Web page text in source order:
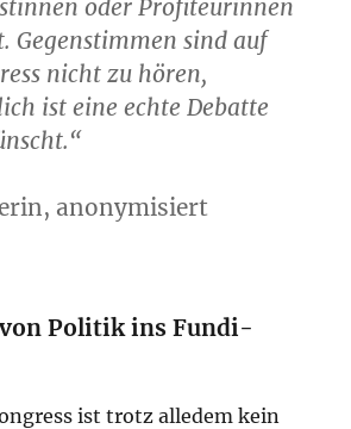
oder Profiteurinnen
Gegenstimmen sind auf
nicht zu hören,
ist eine echte Debatte
anonymisiert
Politik ins Fundi-
ist trotz alledem kein